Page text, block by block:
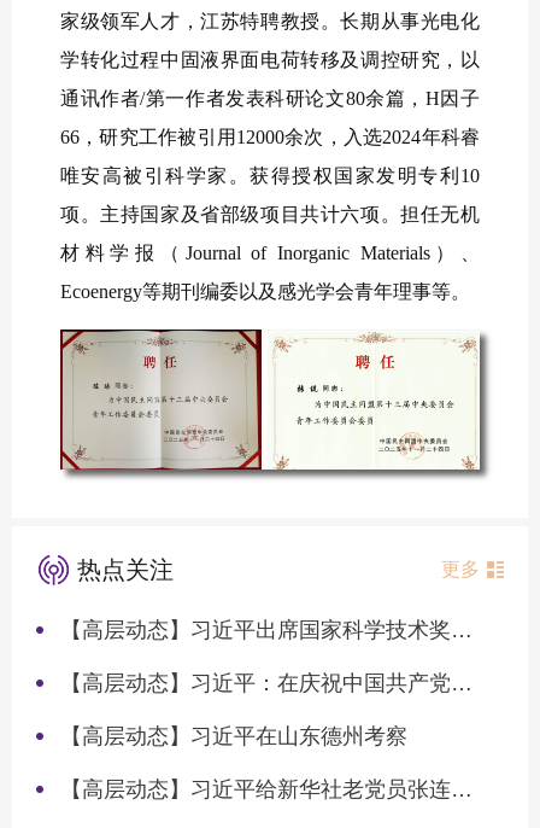
家级领军人才，江苏特聘教授。长期从事光电化
学转化过程中固液界面电荷转移及调控研究，以
通讯作者/第一作者发表科研论文80余篇，H因子
66，研究工作被引用12000余次，入选2024年科睿
唯安高被引科学家。获得授权国家发明专利10
项。主持国家及省部级项目共计六项。担任无机
材料学报（Journal of Inorganic Materials）、
Ecoenergy等期刊编委以及感光学会青年理事等。
热点关注 更多
【高层动态】习近平出席国家科学技术奖励大会两院院士大会中国科协第十一次全国代表大会并发表重要讲话
【高层动态】习近平：在庆祝中国共产党成立105周年大会上的讲话
【高层动态】习近平在山东德州考察
【高层动态】习近平给新华社老党员张连生回信强调 传承红色基因 在新征程上书写优异答卷